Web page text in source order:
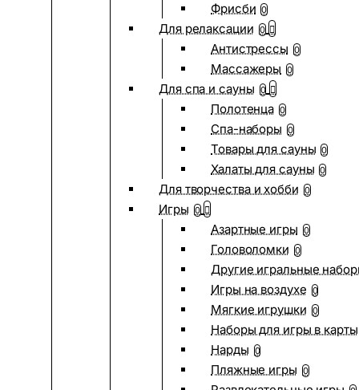
Фрисби 0
Для релаксации 0
Антистрессы 0
Массажеры 0
Для спа и сауны 0
Полотенца 0
Спа-наборы 0
Товары для сауны 0
Халаты для сауны 0
Для творчества и хобби 0
Игры 0
Азартные игры 0
Головоломки 0
Другие игральные
Игры на воздухе 0
Мягкие игрушки 0
Наборы для игры в карты
Нарды 0
Пляжные игры 0